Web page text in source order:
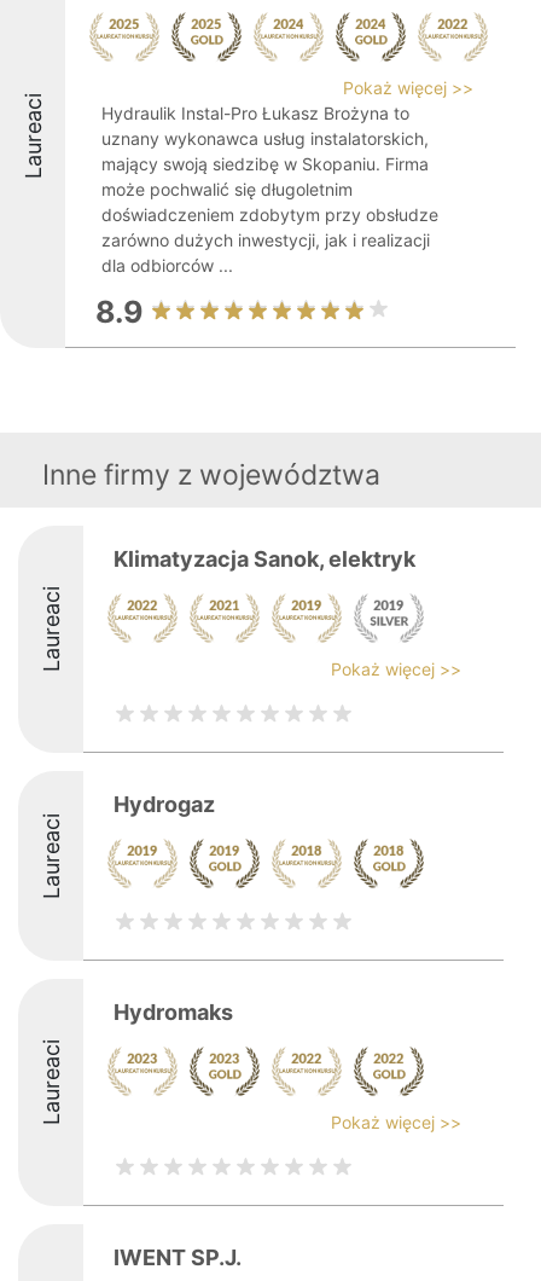
Laureaci
Pokaż więcej >>
Hydraulik Instal-Pro Łukasz Brożyna to
uznany wykonawca usług instalatorskich,
mający swoją siedzibę w Skopaniu. Firma
może pochwalić się długoletnim
doświadczeniem zdobytym przy obsłudze
zarówno dużych inwestycji, jak i realizacji
dla odbiorców ...
8.9
Inne firmy z województwa
Laureaci
Klimatyzacja Sanok, elektryk
Pokaż więcej >>
Laureaci
Hydrogaz
Laureaci
Hydromaks
Pokaż więcej >>
IWENT SP.J.